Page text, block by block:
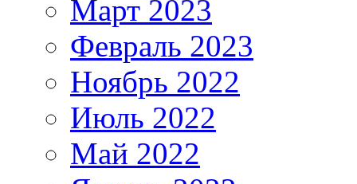
Март 2023
Февраль 2023
Ноябрь 2022
Июль 2022
Май 2022